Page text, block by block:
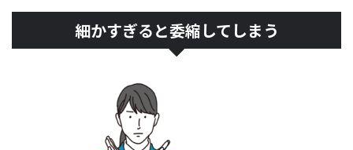
細かすぎると委縮してしまう